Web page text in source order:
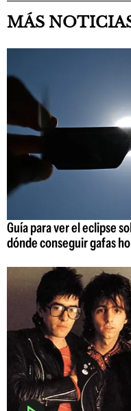
MÁS
Guía para ver el eclipse
dónde conseguir gafas